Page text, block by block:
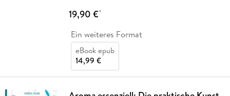
19,90 €*
Ein weiteres Format
eBook epub
14,99 €